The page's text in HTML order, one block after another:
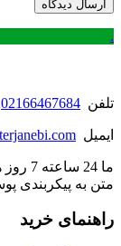
.
تلفن 02166467684
ایمیل
ما
متن به پیکربندی
راهنمای خرید